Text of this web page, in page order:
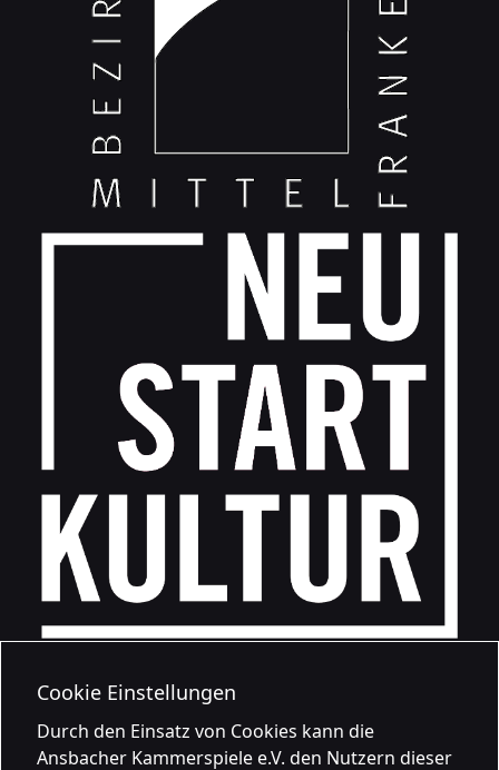
Cookie Einstellungen
Durch den Einsatz von Cookies kann die
Ansbacher Kammerspiele e.V. den Nutzern dieser